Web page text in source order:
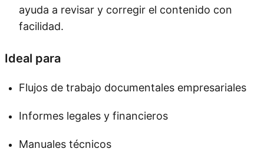
ayuda a revisar y corregir el contenido con
facilidad.
Ideal para
Flujos de trabajo documentales empresariales
Informes legales y financieros
Manuales técnicos